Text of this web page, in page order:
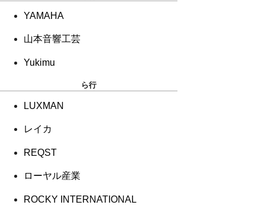
YAMAHA
山本音響工芸
Yukimu
ら行
LUXMAN
レイカ
REQST
ローヤル産業
ROCKY INTERNATIONAL